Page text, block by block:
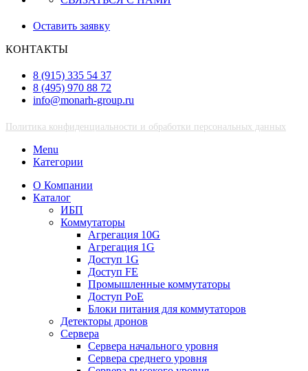
Оставить заявку
КОНТАКТЫ
8 (915) 335 54 37
8 (495) 970 88 72
info@monarh-group.ru
Политика конфиденциальности и обработки персональных данных
Menu
Категории
О Компании
Каталог
ИБП
Коммутаторы
Агрегация 10G
Агрегация 1G
Доступ 1G
Доступ FE
Промышленные коммутаторы
Доступ PoE
Блоки питания для коммутаторов
Детекторы дронов
Сервера
Сервера начального уровня
Сервера среднего уровня